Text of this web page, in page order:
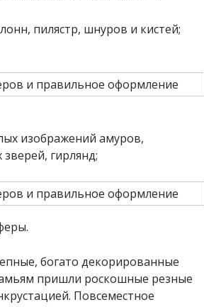
пилястр, шнуров и кистей;
изображений амуров,
гирлянд;
богато декорированные
пришли роскошные резные
Повсеместное